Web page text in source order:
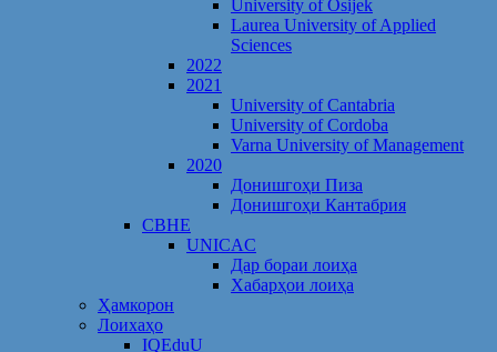
University of Osijek
Laurea University of Applied
Sciences
2022
2021
University of Cantabria
University of Cordoba
Varna University of Management
2020
Донишгоҳи Пиза
Донишгоҳи Кантабрия
CBHE
UNICAC
Дар бораи лоиҳа
Хабарҳои лоиҳа
Ҳамкорон
Лоихаҳо
IQEduU